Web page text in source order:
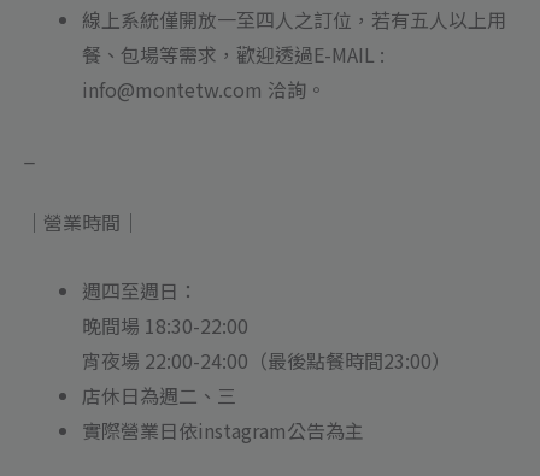
線上系統僅開放一至四人之訂位，若有五人以上用
餐、包場等需求，歡迎透過E-MAIL :
info@montetw.com 洽詢。
｜營業時間｜
週四至週日：
晚間場 18:30-22:00
宵夜場 22:00-24:00（最後點餐時間23:00）
店休日為週二、三
實際營業日依instagram公告為主